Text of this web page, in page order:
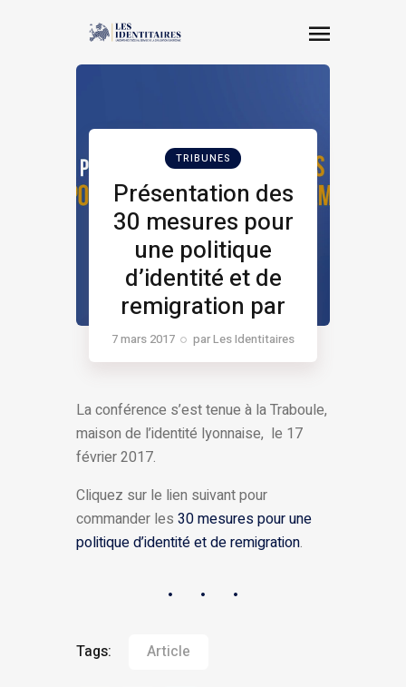
TRIBUNES
Présentation des
30 mesures pour
une politique
d’identité et de
remigration par
Jean-David Cattin​
7 mars 2017 parLes Identitaires
La conférence s’est tenue à la Traboule,
maison de l’identité lyonnaise, le 17
février 2017.
Cliquez sur le lien suivant pour
commander les 30 mesures pour une
politique d’identité et de remigration.
Tags: Article